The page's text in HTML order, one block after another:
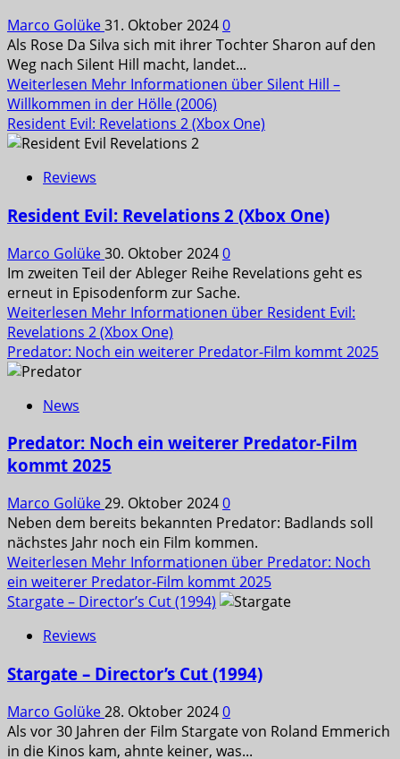
Marco Golüke31. Oktober 20240
Als Rose Da Silva sich mit ihrer Tochter Sharon auf den
Weg nach Silent Hill macht, landet...
Weiterlesen Mehr Informationen über Silent Hill –
Willkommen in der Hölle (2006)
Resident Evil: Revelations 2 (Xbox One)
Reviews
Resident Evil: Revelations 2 (Xbox One)
Marco Golüke30. Oktober 20240
Im zweiten Teil der Ableger Reihe Revelations geht es
erneut in Episodenform zur Sache.
Weiterlesen Mehr Informationen über Resident Evil:
Revelations 2 (Xbox One)
Predator: Noch ein weiterer Predator-Film kommt 2025
News
Predator: Noch ein weiterer Predator-Film
kommt 2025
Marco Golüke29. Oktober 20240
Neben dem bereits bekannten Predator: Badlands soll
nächstes Jahr noch ein Film kommen.
Weiterlesen Mehr Informationen über Predator: Noch
ein weiterer Predator-Film kommt 2025
Stargate – Director’s Cut (1994)
Reviews
Stargate – Director’s Cut (1994)
Marco Golüke28. Oktober 20240
Als vor 30 Jahren der Film Stargate von Roland Emmerich
in die Kinos kam, ahnte keiner, was...